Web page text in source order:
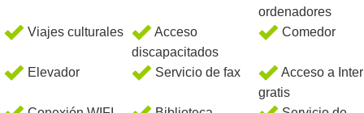
ordenadores
Viajes culturales
Acceso
discapacitados
Comedor
Elevador Servicio de fax
Acceso a
gratis